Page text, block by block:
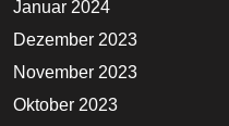
Januar 2024
Dezember 2023
November 2023
Oktober 2023